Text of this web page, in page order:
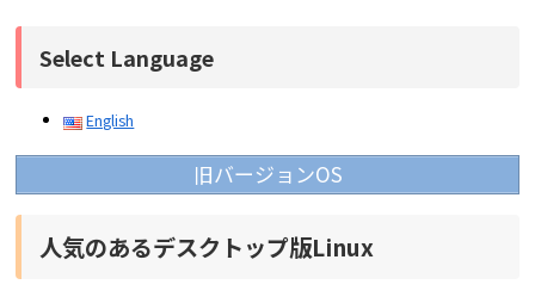
Select Language
English
旧バージョンOS
人気のあるデスクトップ版Linux